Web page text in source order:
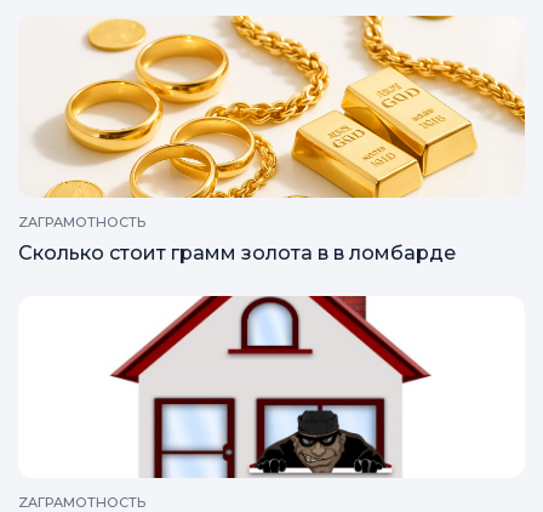
ZAГРАМОТНОСТЬ
Сколько стоит грамм золота в в ломбарде
ZAГРАМОТНОСТЬ